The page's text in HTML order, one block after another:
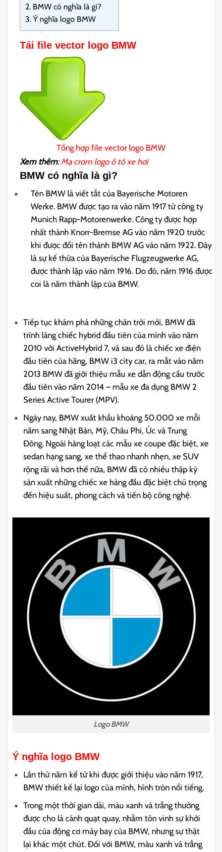
2. BMW có nghĩa là gì?
3. Ý nghĩa logo BMW
Tải file vector logo BMW
Tổng hợp file vector logo BMW
Xem thêm: Mạ crom logo ô tô xe hơi
BMW có nghĩa là gì?
Tên BMW là viết tắt của Bayerische Motoren
Werke. BMW được tạo ra vào năm 1917 từ công ty
Munich Rapp-Motorenwerke.Công ty được hợp
nhất thành Knorr-Bremse AG vào năm 1920 trước
khi được đổi tên thành BMW AG vào năm 1922. Đây
là sự kế thừa của Bayerische Flugzeugwerke AG,
được thành lập vào năm 1916. Do đó, năm 1916 được
coi là năm thành lập của BMW.
Tiếp tục khám phá những chân trời mới, BMW đã
trình làng chiếc hybrid đầu tiên của mình vào năm
2010 với ActiveHybrid 7, và sau đó là chiếc xe điện
đầu tiên của hãng, BMW i3 city car, ra mắt vào năm
2013 BMW đã giới thiệu mẫu xe dẫn động cầu trước
đầu tiên vào năm 2014 – mẫu xe đa dụng BMW 2
Series Active Tourer (MPV).
Ngày nay, BMW xuất khẩu khoảng 50.000 xe mỗi
năm sang Nhật Bản, Mỹ, Châu Phi, Úc và Trung
Đông. Ngoài hàng loạt các mẫu xe coupe đặc biệt, xe
sedan hạng sang, xe thể thao nhanh nhẹn, xe SUV
rộng rãi và hơn thế nữa, BMW đã có nhiều thập kỷ
sản xuất những chiếc xe hàng đầu đặc biệt chú trọng
đến hiệu suất, phong cách và tiến bộ công nghệ.
Logo BMW
Ý nghĩa logo BMW
Lần thứ năm kể từ khi được giới thiệu vào năm 1917,
BMW thiết kế lại logo của mình, hình tròn nổi tiếng.
Trong một thời gian dài, màu xanh và trắng thường
được cho là cánh quạt quay, nhằm tôn vinh sự khởi
đầu của động cơ máy bay của BMW, nhưng sự thật
lại khác một chút. Đối với BMW, màu xanh và trắng